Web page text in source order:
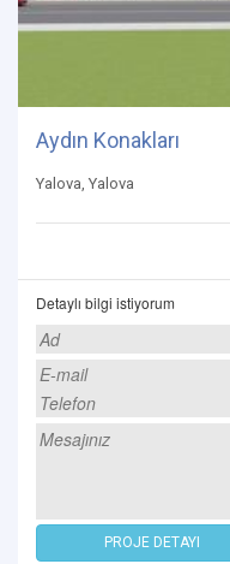
Aydın Konakları
Yalova, Yalova
Detaylı bilgi istiyorum
PROJE DETAYI